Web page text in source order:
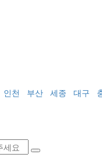
인천 부산 세종 대구